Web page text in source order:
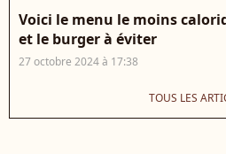
Voici le menu le moins
et le burger à éviter
27 octobre 2024 à 17:38
TOUS LES